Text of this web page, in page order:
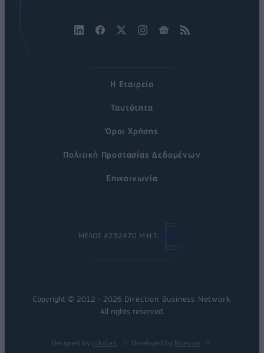
Η Εταιρεία
Ταυτότητα
Όροι Χρήσης
Πολιτική Προστασίας Δεδομένων
Επικοινωνία
ΜΕΛΟΣ #232470 Μ.Η.Τ.
Copyright © 2012 - 2026 Direction Business Network.
All rights reserved.
Designed by nikolas Developed by Nuevvo